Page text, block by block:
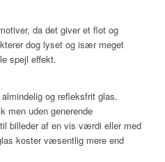
da det giver et flot og
dog lyset og især meget
spejl effekt.
og refleksfrit glas.
men uden generende
billeder af en vis værdi eller med
koster væsentlig mere end